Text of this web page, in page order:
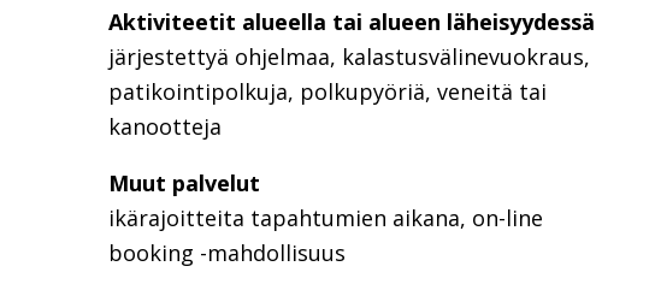
Aktiviteetit alueella tai alueen läheisyydessä
järjestettyä ohjelmaa, kalastusvälinevuokraus,
patikointipolkuja, polkupyöriä, veneitä tai
kanootteja
Muut palvelut
ikärajoitteita tapahtumien aikana, on-line
booking -mahdollisuus